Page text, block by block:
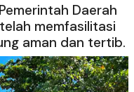
Daerah
memfasilitasi
aman dan tertib.